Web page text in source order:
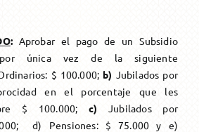
: Aprobar el pago de un Subsidio
por única vez de la siguiente
$ 100.000; b) Jubilados por
en el porcentaje que les
$ 100.000; c)
Jubilados por
d) Pensiones: $ 75.000 y e)